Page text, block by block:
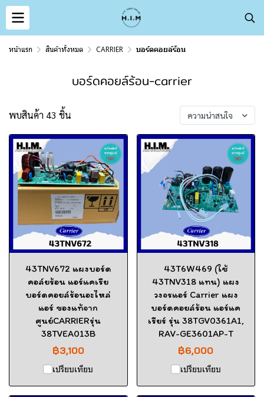
หน้าแรก สินค้าทั้งหมด CARRIER บอร์ดคอยล์ร้อน
บอร์ดคอยล์ร้อน-carrier
พบสินค้า 43 ชิ้น ความน่าสนใจ
43TNV672 แผงบอร์ด
คอล์ยร้อน แอร์แคเรีย
บอร์ดคอยล์ร้อนอะไหล่
แอร์ ของแท้จาก
ศูนย์CARRIERรุ่น
38TVEA013B
฿3,100
เปรียบเทียบ
43T6W469 (ใช้
43TNV318 แทน) แผง
วงจรแอร์ Carrier แผง
บอร์ดคอยล์ร้อน แอร์แค
เรียร์ รุ่น 38TGV0361A1,
RAV-GE3601AP-T
฿6,000
เปรียบเทียบ